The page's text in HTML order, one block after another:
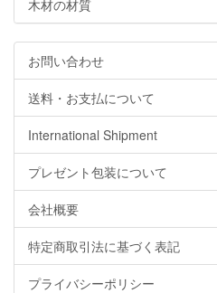
木材の材質
お問い合わせ
送料・お支払について
International Shipment
プレゼント包装について
会社概要
特定商取引法に基づく表記
プライバシーポリシー